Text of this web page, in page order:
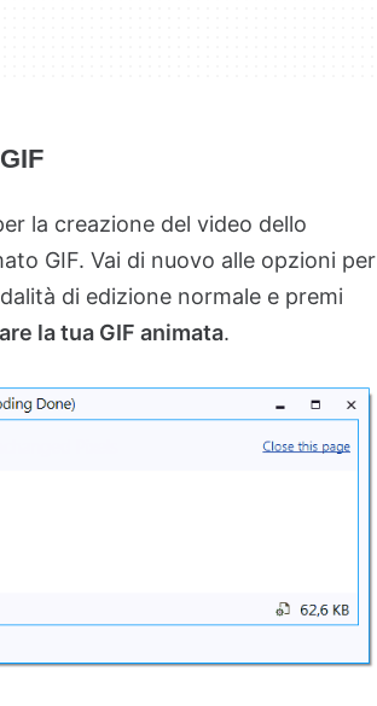
la creazione del video dello
GIF. Vai di nuovo alle opzioni per
di edizione normale e premi
la tua GIF animata.